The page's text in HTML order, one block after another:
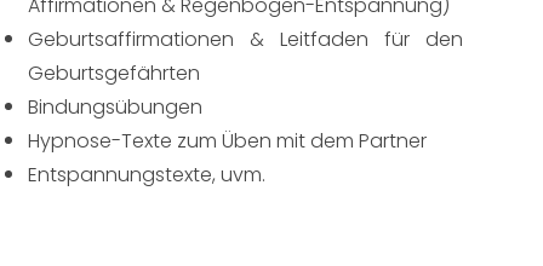
Geburtsaffirmationen & Leitfaden für den
Geburtsgefährten
Bindungsübungen
Hypnose-Texte zum Üben mit dem Partner
Entspannungstexte, uvm.